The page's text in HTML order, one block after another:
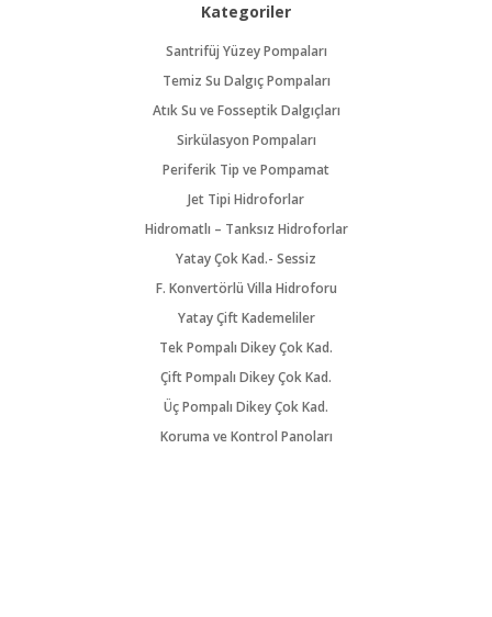
Kategoriler
Santrifüj Yüzey Pompaları
Temiz Su Dalgıç Pompaları
Atık Su ve Fosseptik Dalgıçları
Sirkülasyon Pompaları
Periferik Tip ve Pompamat
Jet Tipi Hidroforlar
Hidromatlı – Tanksız Hidroforlar
Yatay Çok Kad.- Sessiz
F. Konvertörlü Villa Hidroforu
Yatay Çift Kademeliler
Tek Pompalı Dikey Çok Kad.
Çift Pompalı Dikey Çok Kad.
Üç Pompalı Dikey Çok Kad.
Koruma ve Kontrol Panoları